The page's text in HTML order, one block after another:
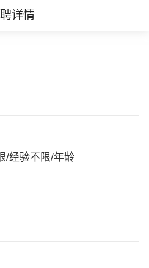
详情
/经验不限/年龄